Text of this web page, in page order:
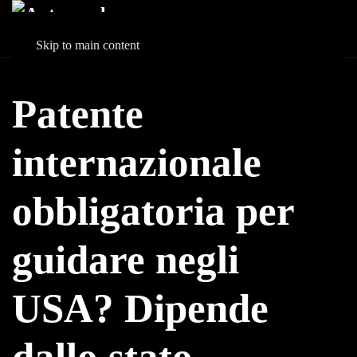
Skip to main content
Patente
internazionale
obbligatoria per
guidare negli
USA? Dipende